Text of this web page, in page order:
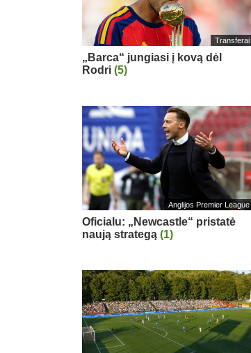
Transferai
„Barca“ jungiasi į kovą dėl
Rodri (5)
Anglijos Premier League
Oficialu: „Newcastle“ pristatė
naują strategą (1)